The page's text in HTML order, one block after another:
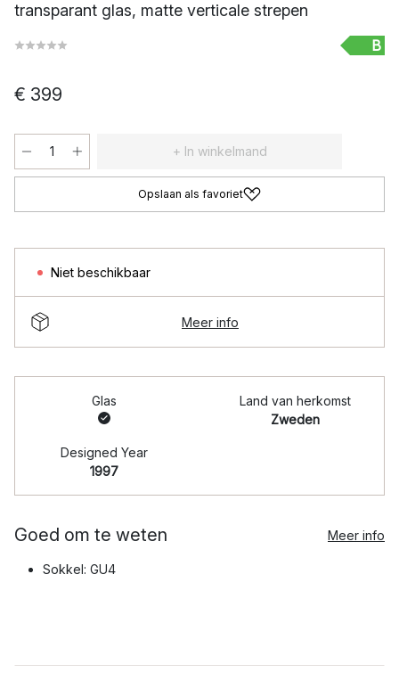
transparant glas, matte verticale strepen
B
€ 399
+ In winkelmand
Opslaan als favoriet
Niet beschikbaar
Meer info
Glas
Land van herkomst
Zweden
Designed Year
1997
Goed om te weten Meer info
Sokkel: GU4